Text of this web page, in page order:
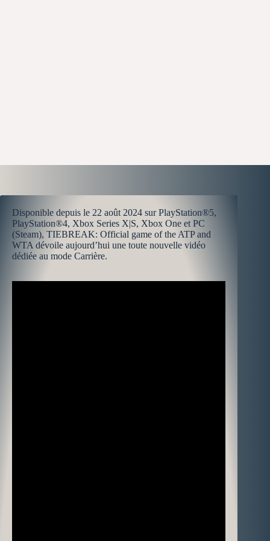
Disponible depuis le 22 août 2024 sur PlayStation®5,
PlayStation®4, Xbox Series X|S, Xbox One et PC
(Steam), TIEBREAK: Official game of the ATP and
WTA dévoile aujourd’hui une toute nouvelle vidéo
dédiée au mode Carrière.